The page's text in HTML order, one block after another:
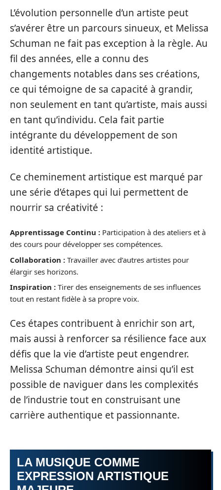
L’évolution personnelle d’un artiste peut
s’avérer être un parcours sinueux, et Melissa
Schuman ne fait pas exception à la règle. Au
fil des années, elle a connu des
changements notables dans ses créations,
ce qui témoigne de sa capacité à grandir,
non seulement en tant qu’artiste, mais aussi
en tant qu’individu. Cela fait partie
intégrante du développement de son
identité artistique.
Ce cheminement artistique est marqué par
une série d’étapes qui lui permettent de
nourrir sa créativité :
Apprentissage Continu : Participation à des ateliers et à
des cours pour développer ses compétences.
Collaboration : Travailler avec d’autres artistes pour
élargir ses horizons.
Inspiration : Tirer des enseignements de ses influences
tout en restant fidèle à sa propre voix.
Ces étapes contribuent à enrichir son art,
mais aussi à renforcer sa résilience face aux
défis que la vie d’artiste peut engendrer.
Melissa Schuman démontre ainsi qu’il est
possible de naviguer dans les complexités
de l’industrie tout en construisant une
carrière authentique et passionnante.
LA MUSIQUE COMME
EXPRESSION ARTISTIQUE